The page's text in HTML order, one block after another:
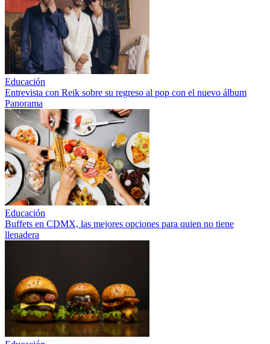
Educación
Entrevista con Reik sobre su regreso al pop con el nuevo álbum
Panorama
Educación
Buffets en CDMX, las mejores opciones para quien no tiene
llenadera